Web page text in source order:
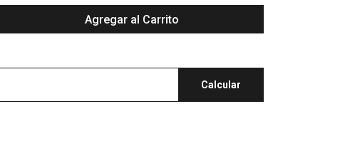
Agregar al Carrito
Calcular